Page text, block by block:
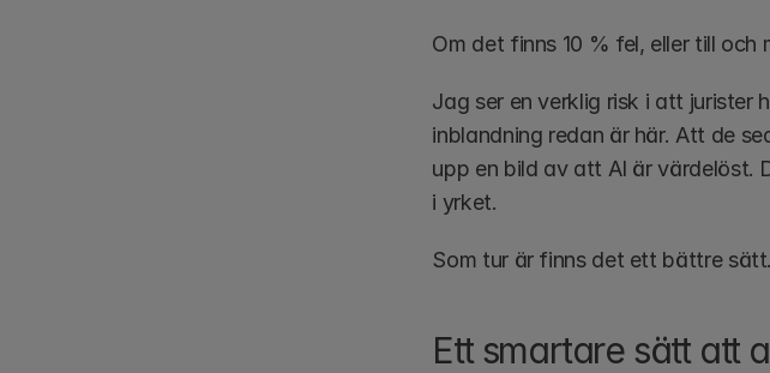
Om det finns 10 % fel, eller till
Jag ser en verklig risk i att
inblandning redan är här. Att de
upp en bild av att AI är värdelöst.
i yrket.
Som tur är finns det ett bättre
Ett smartare sätt att